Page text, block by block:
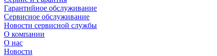
Гарантийное обслуживание
Сервисное обслуживание
Новости сервисной службы
О компании
О нас
Новости